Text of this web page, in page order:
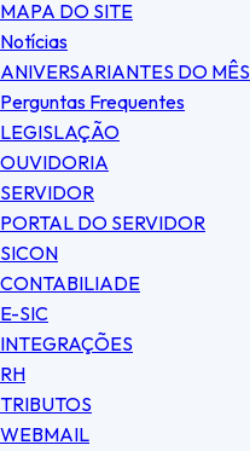
MAPA DO SITE
Notícias
ANIVERSARIANTES DO MÊS
Perguntas Frequentes
LEGISLAÇÃO
OUVIDORIA
SERVIDOR
PORTAL DO SERVIDOR
SICON
CONTABILIADE
E-SIC
INTEGRAÇÕES
RH
TRIBUTOS
WEBMAIL